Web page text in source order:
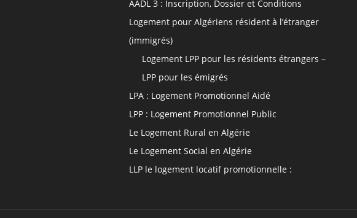
AADL 3 : Inscription, Dossier et Conditions
Logement pour Algériens résident à l’étranger
(immigrés)
Logement LPP pour les résidents étrangers –
LPP pour les émigrés
LPA : Logement Promotionnel Aidé
LPP : Logement Promotionnel Public
Le Logement Rural en Algérie
Le Logement Social en Algérie
LLP le logement locatif promotionnelle :